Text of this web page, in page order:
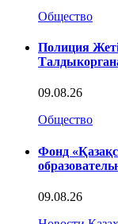
Общество
Полиция
09.08.26
Общество
Фонд
09.08.26